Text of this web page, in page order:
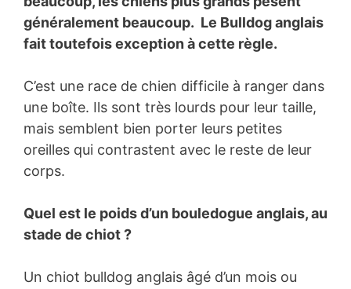
généralement beaucoup. Le Bulldog anglais
fait toutefois exception à cette règle.
C’est une race de chien difficile à ranger dans
une boîte. Ils sont très lourds pour leur taille,
mais semblent bien porter leurs petites
oreilles qui contrastent avec le reste de leur
corps.
Quel est le poids d’un bouledogue anglais, au
stade de chiot ?
Un chiot bulldog anglais âgé d’un mois ou